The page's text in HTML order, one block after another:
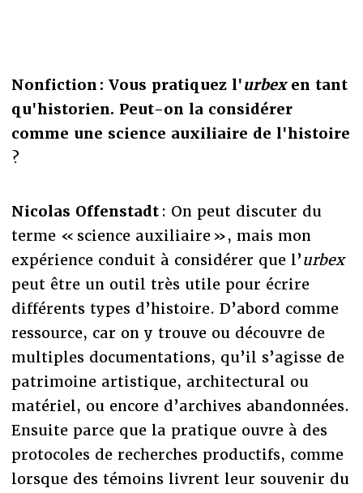
Nonfiction : Vous pratiquez l'urbexen tant
qu'historien. Peut-on la considérer
comme une science auxiliaire de l'histoire
?
Nicolas Offenstadt: On peut discuter du
terme « science auxiliaire », mais mon
expérience conduit à considérer que l’urbex
peut être un outil très utile pour écrire
différents types d’histoire. D’abord comme
ressource, car on y trouve ou découvre de
multiples documentations, qu’il s’agisse de
patrimoine artistique, architectural ou
matériel, ou encore d’archives abandonnées.
Ensuite parce que la pratique ouvre à des
protocoles de recherches productifs, comme
lorsque des témoins livrent leur souvenir du